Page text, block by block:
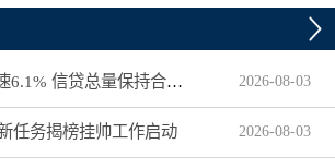
海南上半年贷款增速6.1% 信贷总量保持合理平稳增长 2026-08-03
任务揭榜挂帅工作启动 2026-08-03